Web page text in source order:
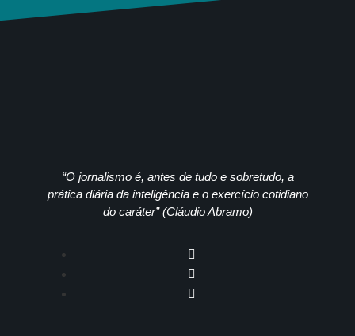
“O jornalismo é, antes de tudo e sobretudo, a
prática diária da inteligência e o exercício cotidiano
do caráter” (Cláudio Abramo)